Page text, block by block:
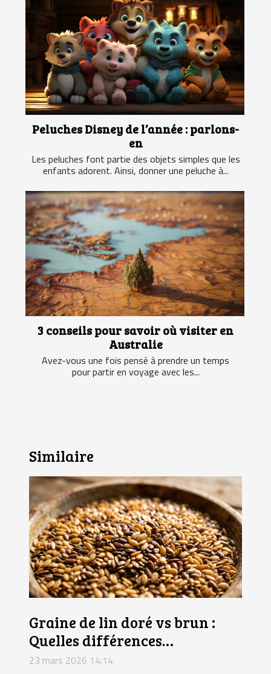
Peluches Disney de l’année : parlons-
en
Les peluches font partie des objets simples que les
enfants adorent. Ainsi, donner une peluche à...
3 conseils pour savoir où visiter en
Australie
Avez-vous une fois pensé à prendre un temps
pour partir en voyage avec les...
Similaire
Graine de lin doré vs brun :
Quelles différences
nutritionnelles ?
23 mars 2026 14:14